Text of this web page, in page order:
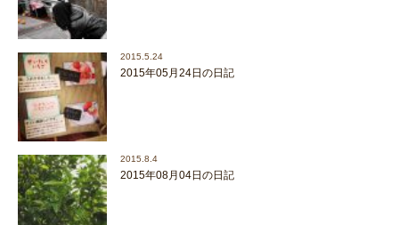
2015.5.24
2015年05月24日の日記
2015.8.4
2015年08月04日の日記